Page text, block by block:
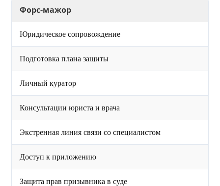
Форс-мажор
Юридическое сопровождение
Подготовка плана защиты
Личный куратор
Консультации юриста и врача
Экстренная линия связи со специалистом
Доступ к приложению
Защита прав призывника в суде